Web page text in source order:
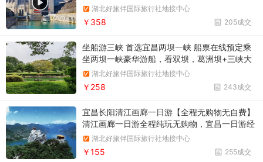
米升降，小船坐电梯，团购三峡大坝垂直升降机
船票+车票预定优惠价格
湖北好旅伴国际旅行社地接中心
205成交
￥358
坐船游三峡 首选宜昌两坝一峡 船票在线预定乘
坐两坝一峡豪华游船，看双坝，葛洲坝+三峡大
坝，船进三峡大坝一日游
湖北好旅伴国际旅行社地接中心
243成交
￥258
宜昌长阳清江画廊一日游【全程无购物无自费】
清江画廊一日游全程纯玩无购物，宜昌一日游经
典线路推荐，报名电话18986789364
湖北好旅伴国际旅行社地接中心
255成交
￥155